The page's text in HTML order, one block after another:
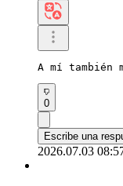
A mí también
0
Escribe una
2026.07.03